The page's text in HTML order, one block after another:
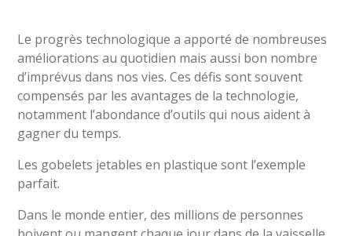
Le progrès technologique a apporté de nombreuses
améliorations au quotidien mais aussi bon nombre
d’imprévus dans nos vies. Ces défis sont souvent
compensés par les avantages de la technologie,
notamment l’abondance d’outils qui nous aident à
gagner du temps.
Les gobelets jetables en plastique sont l’exemple
parfait.
Dans le monde entier, des millions de personnes